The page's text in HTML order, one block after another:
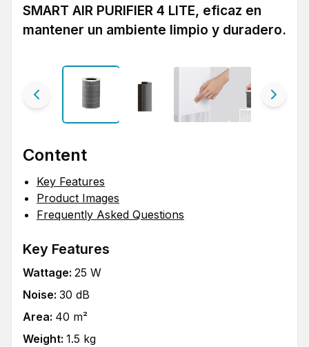
SMART AIR PURIFIER 4 LITE, eficaz en
mantener un ambiente limpio y duradero.
Content
Key Features
Product Images
Frequently Asked Questions
Key Features
Wattage: 25 W
Noise: 30 dB
Area: 40 m²
Weight: 1.5 kg